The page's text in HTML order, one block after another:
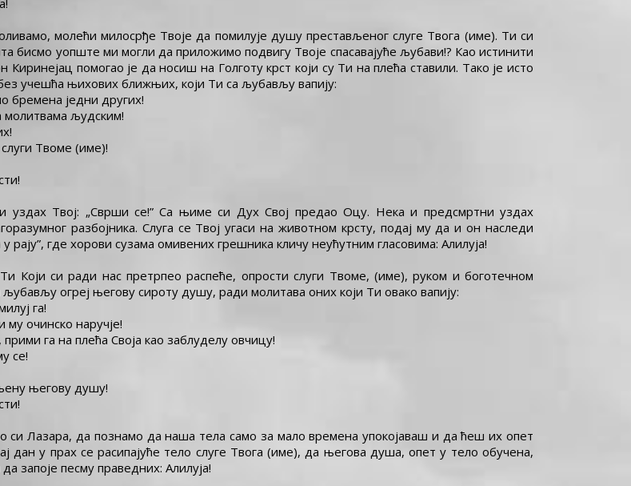
молећи милосрђе Твоје да помилује душу престављеног слуге Твога (име). Ти си
бисмо уопште ми могли да приложимо подвигу Твоје спасавајуће љубави!? Као истинити
помогао је да носиш на Голготу крст који су Ти на плећа ставили. Тако је исто
учешћа њихових ближњих, који Ти са љубављу вапију:
бремена једни других!
молитвама људским!
Твоме (име)!
уздах Твој: „Сврши се!” Са њиме си Дух Свој предао Оцу. Нека и предсмртни уздах
разбојника. Слуга се Твој угаси на животном крсту, подај му да и он наследи
где хорови сузама омивених грешника кличу неућутним гласовима: Алилуја!
Који си ради нас претрпео распеће, опрости слуги Твоме, (име), руком и боготечном
огреј његову сироту душу, ради молитава оних који Ти овако вапију:
га!
му очинско наручје!
га на плећа Своја као заблуделу овчицу!
се!
његову душу!
си Лазара, да познамо да наша тела само за мало времена упокојаваш и да ћеш их опет
у прах се расипајуће тело слуге Твога (име), да његова душа, опет у тело обучена,
запоје песму праведних: Алилуја!